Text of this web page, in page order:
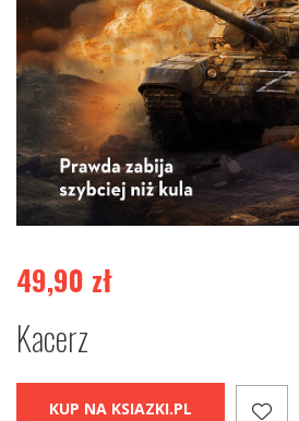
49,90 zł
Kacerz
KUP NA KSIAZKI.PL